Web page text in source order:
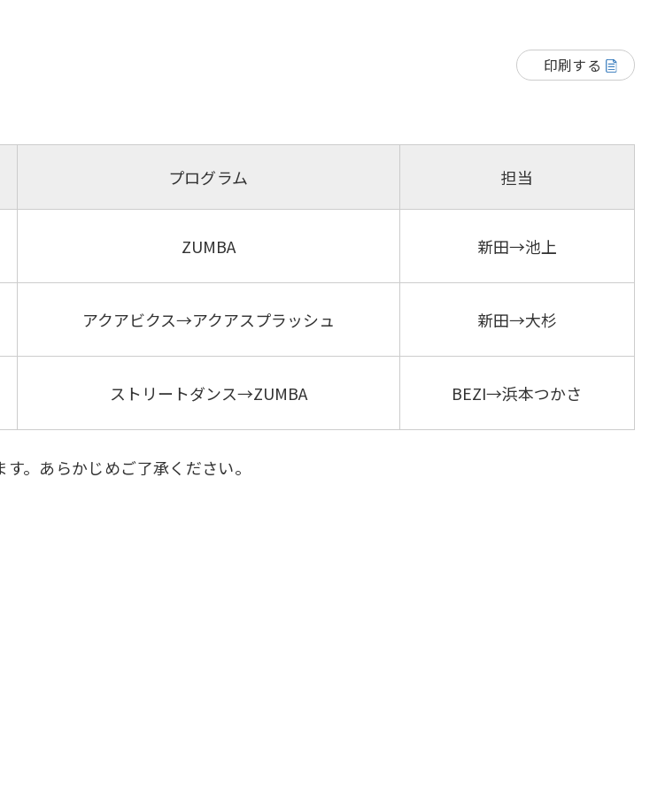
印刷する
プログラム 担当
ZUMBA 新田→池上
アクアビクス→アクアスプラッシュ 新田→大杉
ストリートダンス→ZUMBA BEZI→浜本つかさ
。あらかじめご了承ください。